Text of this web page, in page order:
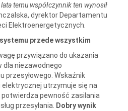
temu współczynnik ten wynosił
dyrektor Departamentu
Elektroenergetycznych.
przede wszystkim
przywiązano do ukazania
dla niezawodnego
przesyłowego. Wskaźnik
elektrycznej utrzymuje się na
potwierdza pewność zasilania
przesyłania.
Dobry wynik